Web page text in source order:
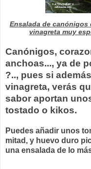
Ensalada de canónigos
vinagreta muy
Canónigos,
anchoas..., ya de
?.., pues si
vinagreta, verás
sabor aportan
tostado o kikos.
Puedes añadir unos
mitad, y huevo duro
una ensalada de lo